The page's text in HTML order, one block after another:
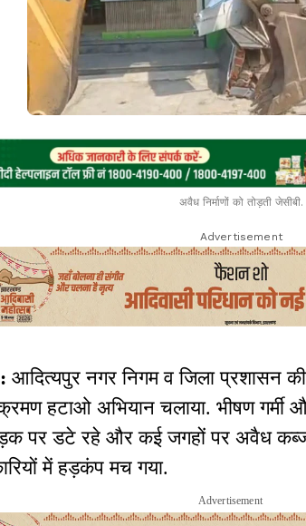
अवैध निर्माणों को तोड़ती जेसीबी.
Advertisement
आदित्यपुर नगर निगम व जिला प्रशासन
हटाओ अभियान चलाया. भीषण
पर डटे रहे और कई जगहों पर अवैध
में हड़कंप मच गया.
Advertisement